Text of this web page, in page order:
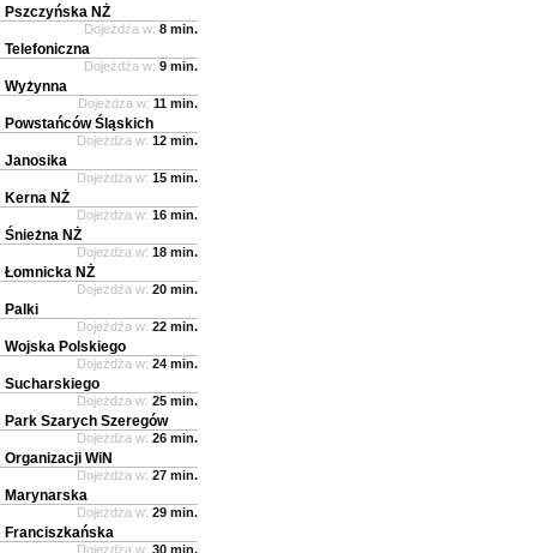
Pszczyńska NŻ
Dojeżdża w: 8 min.
Telefoniczna
Dojeżdża w: 9 min.
Wyżynna
Dojeżdża w: 11 min.
Powstańców Śląskich
Dojeżdża w: 12 min.
Janosika
Dojeżdża w: 15 min.
Kerna NŻ
Dojeżdża w: 16 min.
Śnieżna NŻ
Dojeżdża w: 18 min.
Łomnicka NŻ
Dojeżdża w: 20 min.
Palki
Dojeżdża w: 22 min.
Wojska Polskiego
Dojeżdża w: 24 min.
Sucharskiego
Dojeżdża w: 25 min.
Park Szarych Szeregów
Dojeżdża w: 26 min.
Organizacji WiN
Dojeżdża w: 27 min.
Marynarska
Dojeżdża w: 29 min.
Franciszkańska
Dojeżdża w: 30 min.